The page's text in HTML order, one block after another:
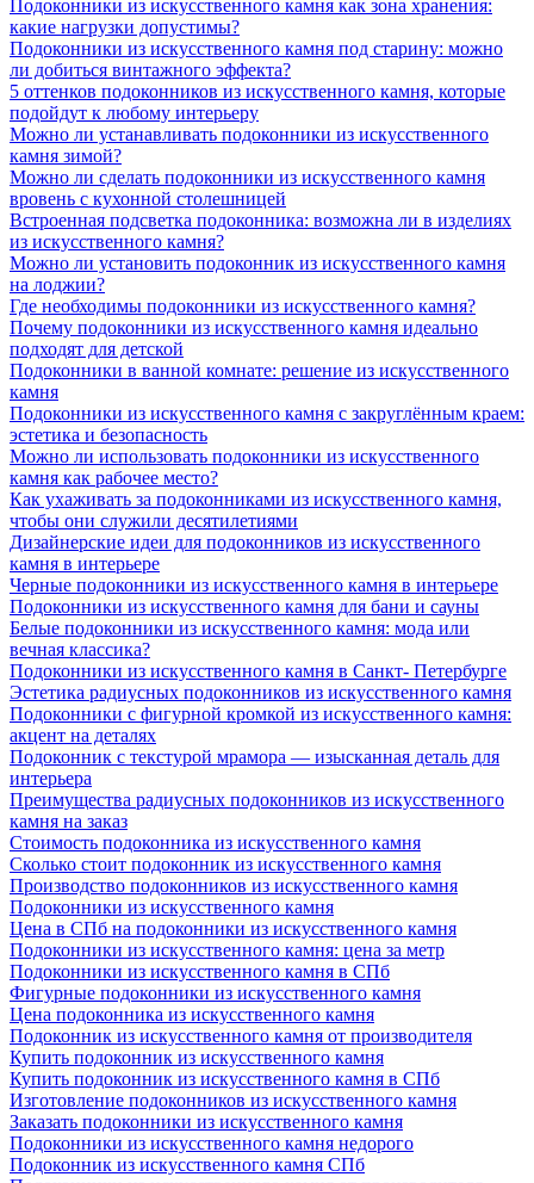
Подоконники из искусственного камня как зона хранения:
какие нагрузки допустимы?
Подоконники из искусственного камня под старину: можно
ли добиться винтажного эффекта?
5 оттенков подоконников из искусственного камня, которые
подойдут к любому интерьеру
Можно ли устанавливать подоконники из искусственного
камня зимой?
Можно ли сделать подоконники из искусственного камня
вровень с кухонной столешницей
Встроенная подсветка подоконника: возможна ли в изделиях
из искусственного камня?
Можно ли установить подоконник из искусственного камня
на лоджии?
Где необходимы подоконники из искусственного камня?
Почему подоконники из искусственного камня идеально
подходят для детской
Подоконники в ванной комнате: решение из искусственного
камня
Подоконники из искусственного камня с закруглённым краем:
эстетика и безопасность
Можно ли использовать подоконники из искусственного
камня как рабочее место?
Как ухаживать за подоконниками из искусственного камня,
чтобы они служили десятилетиями
Дизайнерские идеи для подоконников из искусственного
камня в интерьере
Черные подоконники из искусственного камня в интерьере
Подоконники из искусственного камня для бани и сауны
Белые подоконники из искусственного камня: мода или
вечная классика?
Подоконники из искусственного камня в Санкт- Петербурге
Эстетика радиусных подоконников из искусственного камня
Подоконники с фигурной кромкой из искусственного камня:
акцент на деталях
Подоконник с текстурой мрамора — изысканная деталь для
интерьера
Преимущества радиусных подоконников из искусственного
камня на заказ
Стоимость подоконника из искусственного камня
Сколько стоит подоконник из искусственного камня
Производство подоконников из искусственного камня
Подоконники из искусственного камня
Цена в СПб на подоконники из искусственного камня
Подоконники из искусственного камня: цена за метр
Подоконники из искусственного камня в СПб
Фигурные подоконники из искусственного камня
Цена подоконника из искусственного камня
Подоконник из искусственного камня от производителя
Купить подоконник из искусственного камня
Купить подоконник из искусственного камня в СПб
Изготовление подоконников из искусственного камня
Заказать подоконники из искусственного камня
Подоконники из искусственного камня недорого
Подоконник из искусственного камня СПб